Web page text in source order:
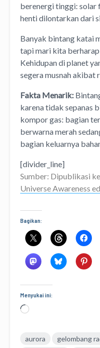
berenergi tinggi: solar
henti dilontarkan dari
Banyak bintang katai
tapi mari kita
Kehidupan di planet
segera musnah akibat
Fakta Menarik:
karena tidak sepanas
kompor gas: bagian
berwarna merah
bagian keluarnya
[divider_line]
Sumber: Dipublikasi
Universe Awareness
Bagikan:
Menyukai ini:
Memuat...
aurora gelombang